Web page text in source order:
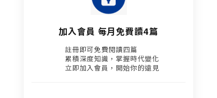
加入會員 每月免費讀4篇
註冊即可免費閱讀四篇​
累積深度知識，掌握時代變化​
立即加入會員，開始你的遠見